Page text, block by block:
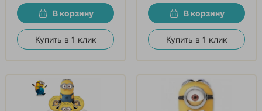
В корзину
Купить в 1 клик
В корзину
Купить в 1 клик